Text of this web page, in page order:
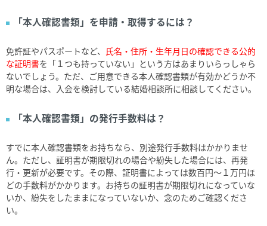
「本人確認書類」を申請・取得するには？
免許証やパスポートなど、 氏名・住所・生年月日の確認できる公的
な証明書を「１つも持っていない」という方はあまりいらっしゃら
ないでしょう。ただ、ご用意できる本人確認書類が有効かどうか不
明な場合は、入会を検討している結婚相談所に相談してください。
「本人確認書類」の発行手数料は？
すでに本人確認書類をお持ちなら、別途発行手数料はかかりませ
ん。ただし、証明書が期限切れの場合や紛失した場合には、再発
行・更新が必要です。その際、証明書によっては数百円～１万円ほ
どの手数料がかかります。お持ちの証明書が期限切れになっていな
いか、紛失をしたままになっていないか、念のためご確認くださ
い。